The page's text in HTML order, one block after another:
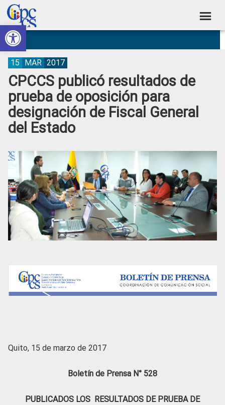
Abrir barra de herramientas
Skip
to
primary
navigation
Skip
to
main
content
Skip
to
primary
sidebar
Skip
to
footer
Consejo
de
Participación
Ciudadana
Control
Social
Construyendo
Poder
Ciudadano
CPCCS publicó resultados de
prueba de oposición para
designación de Fiscal General
del Estado
15 MAR 2017
Quito, 15 de marzo de 2017
Boletín de Prensa N° 528
PUBLICADOS LOS RESULTADOS DE PRUEBA DE